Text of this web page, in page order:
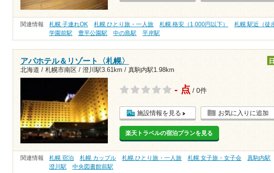
関連情報 札幌 子連れOK 札幌 ひとり旅・一人旅 札幌 格安（1,000円以下）
札幌 駅近（徒
学園前駅
豊平公園駅 中の島駅 平岸駅
アパホテル＆リゾート〈札幌〉
北海道 / 札幌市南区 / 澄川駅3.61km / 真駒内駅1.98km
- 点 / 0件
施設情報を見る お気に入りに追加
楽天トラベルの宿泊プランを見る
関連情報 札幌 宿泊 札幌 カップル 札幌 ひとり旅・一人旅 札幌 女子旅・女子会 真駒内駅
澄川駅
中央図書館前駅